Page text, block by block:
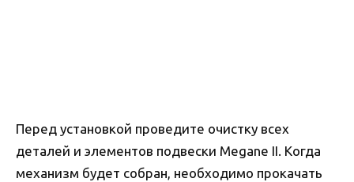
Перед установкой проведите очистку всех
деталей и элементов подвески Megane II. Когда
механизм будет собран, необходимо прокачать